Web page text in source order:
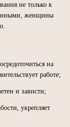
не только к
женщины
на
работе;
и зависти;
укрепляет